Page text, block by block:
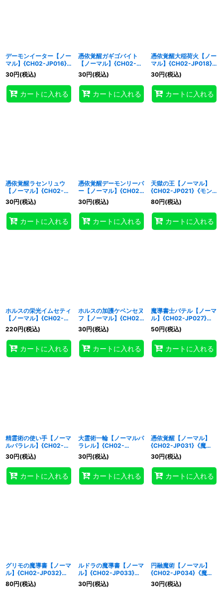
デーモンイーター【ノー
マル】{CH02-JP016}
《モンスター》
30円(税込)
カートに入れる
憑依覚醒ガギゴバイト
【ノーマル】{CH02-
JP017}《モンスター》
30円(税込)
カートに入れる
憑依覚醒大稲荷火【ノー
マル】{CH02-JP018}
《モンスター》
30円(税込)
カートに入れる
憑依覚醒ラセンリュウ
【ノーマル】{CH02-
JP019}《モンスター》
30円(税込)
カートに入れる
憑依覚醒デーモンリーパ
ー【ノーマル】{CH02-
JP020}《モンスター》
30円(税込)
カートに入れる
天獄の王【ノーマル】
{CH02-JP021}《モン
スター》
80円(税込)
カートに入れる
ホルスの栄光イムセティ
【ノーマル】{CH02-
JP022}《モンスター》
220円(税込)
カートに入れる
ホルスの加護ケベンセヌ
フ【ノーマル】{CH02-
JP025}《モンスター》
30円(税込)
カートに入れる
魔導書士バテル【ノーマ
ル】{CH02-JP027}
《モンスター》
50円(税込)
カートに入れる
精霊術の使い手【ノーマ
ルパラレル】{CH02-
JP029}《魔法》
30円(税込)
カートに入れる
大霊術一輪【ノーマルパ
ラレル】{CH02-
JP030}《魔法》
30円(税込)
カートに入れる
憑依覚醒【ノーマル】
{CH02-JP031}《魔
法》
30円(税込)
カートに入れる
グリモの魔導書【ノーマ
ル】{CH02-JP032}
《魔法》
80円(税込)
ルドラの魔導書【ノーマ
ル】{CH02-JP033}
《魔法》
30円(税込)
円融魔術【ノーマル】
{CH02-JP034}《魔
法》
30円(税込)